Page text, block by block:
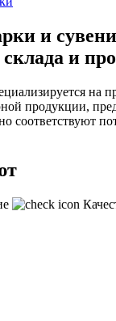
и
и
на
продукции,
соответствуют